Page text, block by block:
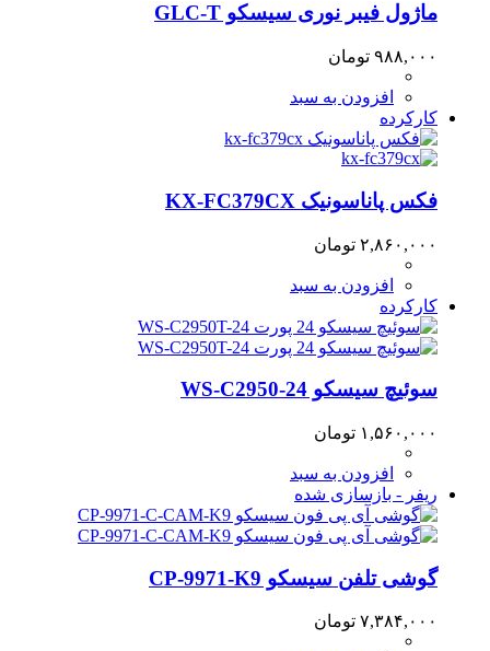
ماژول فیبر نوری سیسکو GLC-T
۹۸۸,۰۰۰ تومان
افزودن به سبد
کارکرده
فکس پاناسونیک KX-FC379CX
۲,۸۶۰,۰۰۰ تومان
افزودن به سبد
کارکرده
سوئیچ سیسکو WS-C2950-24
۱,۵۶۰,۰۰۰ تومان
افزودن به سبد
ریفر - بازسازی شده
گوشی تلفن سیسکو CP-9971-K9
۷,۳۸۴,۰۰۰ تومان